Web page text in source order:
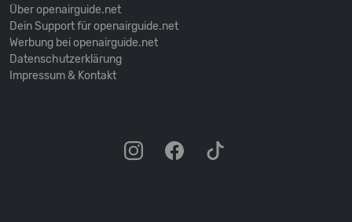
Über openairguide.net
Dein Support für openairguide.net
Werbung bei openairguide.net
Datenschutz­erklärung
Impressum & Kontakt